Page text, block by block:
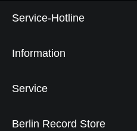
Service-Hotline
Information
Service
Berlin Record Store